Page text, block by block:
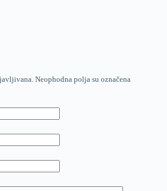
Neophodna polja su označena